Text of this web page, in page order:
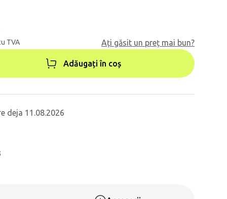
TVA Ați găsit un preț mai bun?
Adăugați în coș
deja 11.08.2026